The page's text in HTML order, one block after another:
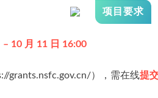
项目要求
– 10 月 11 日 16:00
grants.nsfc.gov.cn/），需在线提